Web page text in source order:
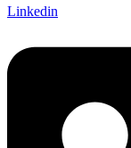
Linkedin